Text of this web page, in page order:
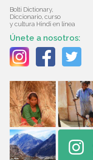
Bolti Dictionary,
Diccionario, curso
y cultura Hindi en línea
Únete a nosotros: